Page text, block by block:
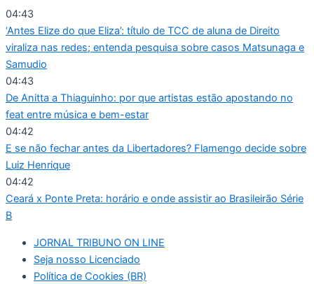
Ir
para
conteúdo
04:43
‘Antes Elize do que Eliza’: título de TCC de aluna de Direito
viraliza nas redes; entenda pesquisa sobre casos Matsunaga e
Samudio
04:43
De Anitta a Thiaguinho: por que artistas estão apostando no
feat entre música e bem-estar
04:42
E se não fechar antes da Libertadores? Flamengo decide sobre
Luiz Henrique
04:42
Ceará x Ponte Preta: horário e onde assistir ao Brasileirão Série
B
JORNAL TRIBUNO ON LINE
Seja nosso Licenciado
Política de Cookies (BR)